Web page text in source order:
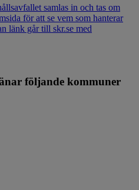
samlas in och tas om
för att se vem som hanterar
länk går till skr.se med
följande kommuner